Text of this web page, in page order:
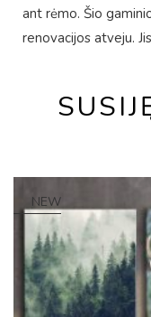
ant rėmo. Šio
renovacijos atveju.